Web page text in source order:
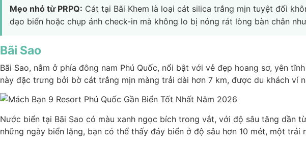
Mẹo nhỏ từ PRPQ: Cát tại Bãi Khem là loại cát silica trắng mịn tuyệt đối
dạo biển hoặc chụp ảnh check-in mà không lo bị nóng rát lòng bàn chân
Bãi Sao
Bãi Sao, nằm ở phía đông nam Phú Quốc, nổi bật với vẻ đẹp hoang sơ, yên
này đặc trưng bởi bờ cát trắng mịn màng trải dài hơn 7 km, được du khách ví
Nước biển tại Bãi Sao có màu xanh ngọc bích trong vắt, với độ sâu tăng dần
những ngày biển lặng, bạn có thể thấy đáy biển ở độ sâu hơn 10 mét, một trải